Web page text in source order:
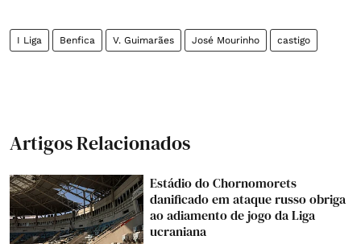
I Liga Benfica V. Guimarães José Mourinho castigo
Artigos Relacionados
Estádio do Chornomorets
danificado em ataque russo obriga
ao adiamento de jogo da Liga
ucraniana